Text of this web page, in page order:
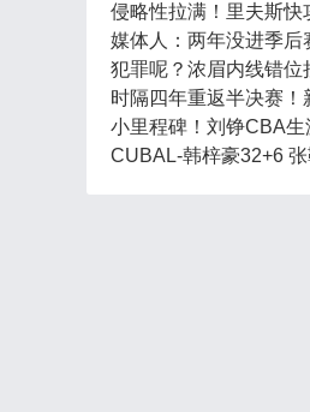
侵略性拉满！里夫斯
媒体人：两年没进季
犯罪呢？浓眉内线错
时隔四年重返半决赛
小里程碑！刘铮CBA
CUBAL-韩梓豪32+6